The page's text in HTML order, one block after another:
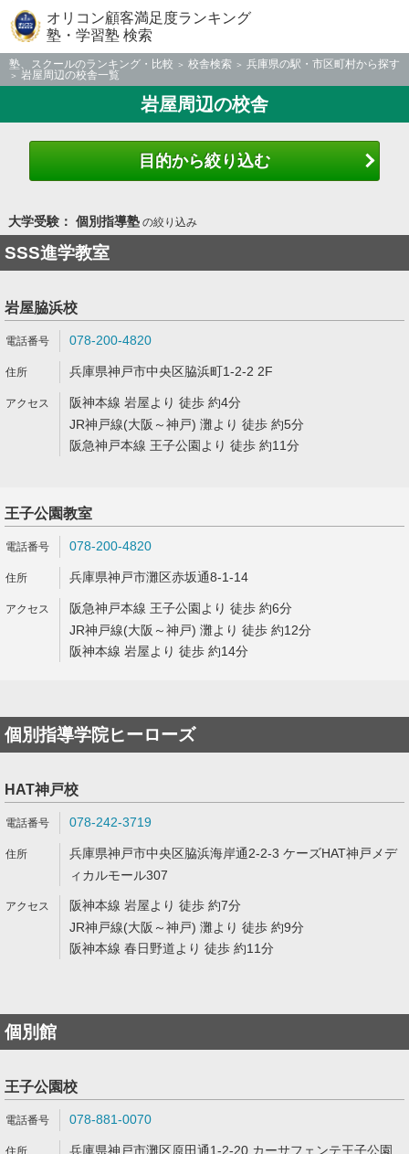
オリコン顧客満足度ランキング
塾・学習塾 検索
塾、スクールのランキング・比較 校舎検索
兵庫県の駅・市区町村から探す
岩屋周辺の校舎一覧
岩屋周辺の校舎
目的から絞り込む
大学受験： 個別指導塾の絞り込み
SSS進学教室
岩屋脇浜校
078-200-4820
兵庫県神戸市中央区脇浜町1-2-2 2F
阪神本線 岩屋より 徒歩 約4分
JR神戸線(大阪～神戸) 灘より 徒歩 約5分
阪急神戸本線 王子公園より 徒歩 約11分
王子公園教室
078-200-4820
兵庫県神戸市灘区赤坂通8-1-14
阪急神戸本線 王子公園より 徒歩 約6分
JR神戸線(大阪～神戸) 灘より 徒歩 約12分
阪神本線 岩屋より 徒歩 約14分
個別指導学院ヒーローズ
HAT神戸校
078-242-3719
兵庫県神戸市中央区脇浜海岸通2-2-3 ケーズHAT神戸メデ
ィカルモール307
阪神本線 岩屋より 徒歩 約7分
JR神戸線(大阪～神戸) 灘より 徒歩 約9分
阪神本線 春日野道より 徒歩 約11分
個別館
王子公園校
078-881-0070
兵庫県神戸市灘区原田通1-2-20 カーサフェンテ王子公園